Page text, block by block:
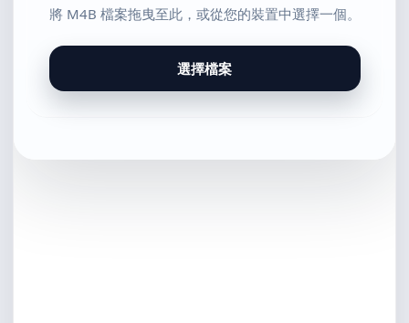
將 M4B 檔案拖曳至此，或從您的裝置中選擇一個。
選擇檔案